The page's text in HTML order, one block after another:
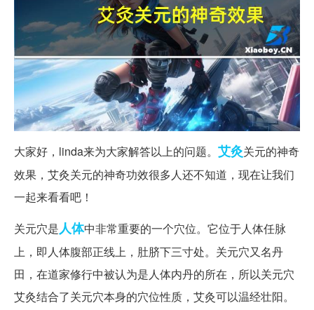
大家好，linda来为大家解答以上的问题。 艾灸关元的神奇
效果，艾灸关元的神奇功效很多人还不知道，现在让我们
一起来看看吧！
关元穴是人体中非常重要的一个穴位。它位于人体任脉
上，即人体腹部正线上，肚脐下三寸处。关元穴又名丹
田，在道家修行中被认为是人体内丹的所在，所以关元穴
艾灸结合了关元穴本身的穴位性质，艾灸可以温经壮阳。